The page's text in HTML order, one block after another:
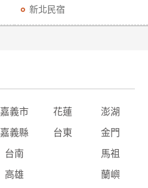
新北民宿
嘉義市 花蓮 澎湖
嘉義縣 台東 金門
台南 馬祖
高雄 蘭嶼